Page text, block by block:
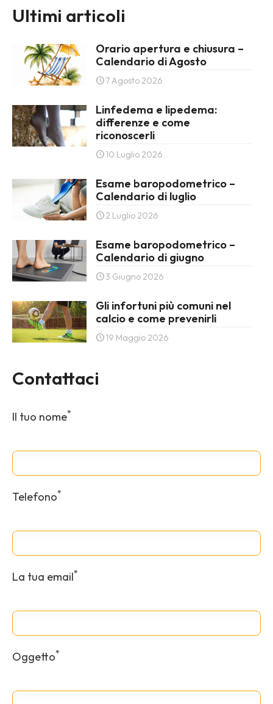
Ultimi articoli
Orario apertura e chiusura –
Calendario di Agosto
7 Agosto 2026
Linfedema e lipedema:
differenze e come
riconoscerli
10 Luglio 2026
Esame baropodometrico –
Calendario di luglio
2 Luglio 2026
Esame baropodometrico –
Calendario di giugno
3 Giugno 2026
Gli infortuni più comuni nel
calcio e come prevenirli
19 Maggio 2026
Contattaci
Il tuo nome*
Telefono*
La tua email*
Oggetto*